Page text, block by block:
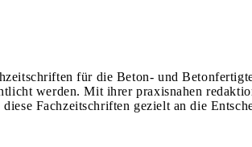
für die Beton- und
werden. Mit ihrer praxisnahen
Fachzeitschriften gezielt an die